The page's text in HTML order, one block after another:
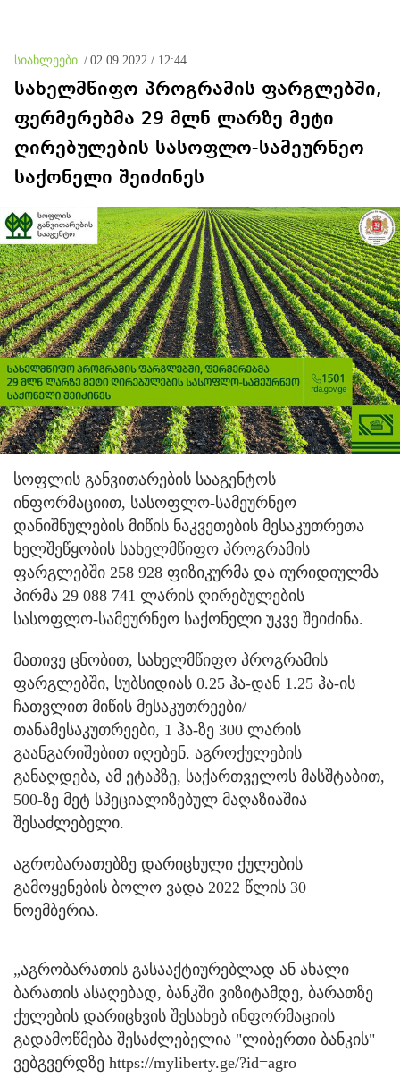
სიახლეები / 02.09.2022 / 12:44
სახელმწიფო პროგრამის ფარგლებში,
ფერმერებმა 29 მლნ ლარზე მეტი
ღირებულების სასოფლო-სამეურნეო
საქონელი შეიძინეს
სოფლის განვითარების სააგენტოს
ინფორმაციით, სასოფლო-სამეურნეო
დანიშნულების მიწის ნაკვეთების მესაკუთრეთა
ხელშეწყობის სახელმწიფო პროგრამის
ფარგლებში 258 928 ფიზიკურმა და იურიდიულმა
პირმა 29 088 741 ლარის ღირებულების
სასოფლო-სამეურნეო საქონელი უკვე შეიძინა.
მათივე ცნობით, სახელმწიფო პროგრამის
ფარგლებში, სუბსიდიას 0.25 ჰა-დან 1.25 ჰა-ის
ჩათვლით მიწის მესაკუთრეები/
თანამესაკუთრეები, 1 ჰა-ზე 300 ლარის
გაანგარიშებით იღებენ. აგროქულების
განაღდება, ამ ეტაპზე, საქართველოს მასშტაბით,
500-ზე მეტ სპეციალიზებულ მაღაზიაშია
შესაძლებელი.
აგრობარათებზე დარიცხული ქულების
გამოყენების ბოლო ვადა 2022 წლის 30
ნოემბერია.
„აგრობარათის გასააქტიურებლად ან ახალი
ბარათის ასაღებად, ბანკში ვიზიტამდე, ბარათზე
ქულების დარიცხვის შესახებ ინფორმაციის
გადამოწმება შესაძლებელია "ლიბერთი ბანკის"
ვებგვერდზე https://myliberty.ge/?id=agro